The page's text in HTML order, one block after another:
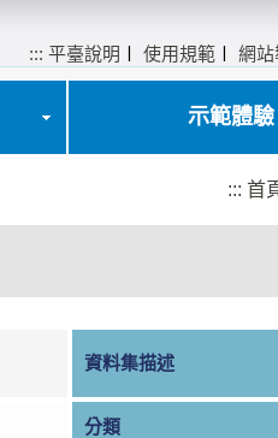
::: 平臺說明 〡使用規範 〡網
示範體驗
::: 首
資料集描述
分類